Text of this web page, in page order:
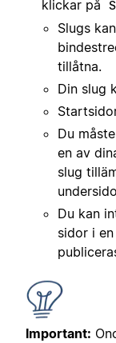
klickar på
Slugs
tillåtna.
Din slug
Du
en av
slug
Du kan
sidor i
Important: